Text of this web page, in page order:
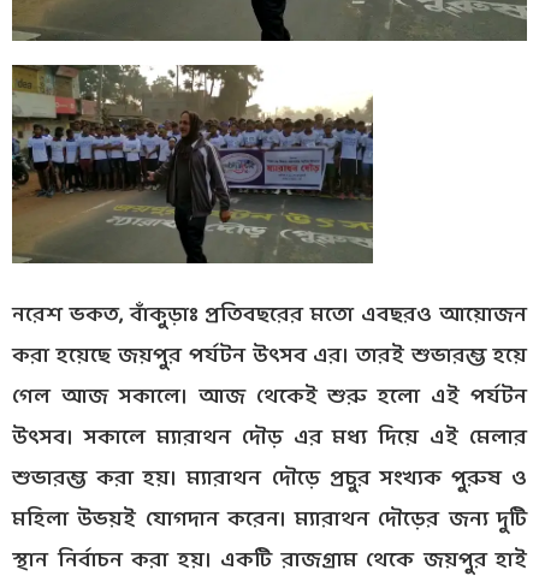
নরেশ ভকত, বাঁকুড়াঃ প্রতিবছরের মতো এবছরও আয়োজন
করা হয়েছে জয়পুর পর্যটন উৎসব এর। তারই শুভারম্ভ হয়ে
গেল আজ সকালে। আজ থেকেই শুরু হলো এই পর্যটন
উৎসব। সকালে ম্যারাথন দৌড় এর মধ্য দিয়ে এই মেলার
শুভারম্ভ করা হয়। ম্যারাথন দৌড়ে প্রচুর সংখ্যক পুরুষ ও
মহিলা উভয়ই যোগদান করেন। ম্যারাথন দৌড়ের জন্য দুটি
স্থান নির্বাচন করা হয়। একটি রাজগ্রাম থেকে জয়পুর হাই